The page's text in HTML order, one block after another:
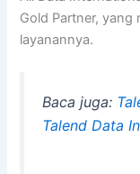
Gold Partner, yang
layanannya.
Baca juga:
Talend Data